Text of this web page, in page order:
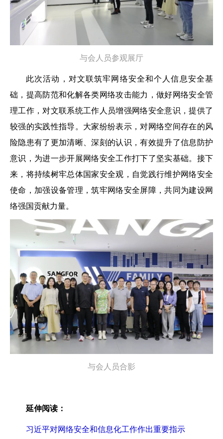
与会人员参观展厅
此次活动，对文联筑牢网络安全和个人信息安全基
础，提高防范和化解各类网络攻击能力，做好网络安全管
理工作，对文联系统工作人员增强网络安全意识，提供了
较强的实践性指导。大家纷纷表示，对网络空间存在的风
险隐患有了更加清晰、深刻的认识，有效提升了信息防护
意识，为进一步开展网络安全工作打下了坚实基础。接下
来，将持续树牢总体国家安全观，自觉践行维护网络安全
使命，加强设备管理，筑牢网络安全屏障，共同为建设网
络强国贡献力量。
与会人员合影
延伸阅读：
习近平对网络安全和信息化工作作出重要指示